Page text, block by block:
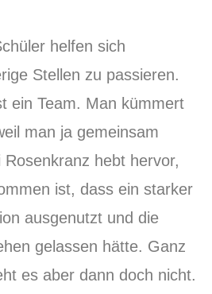
helfen sich
Stellen zu passieren.
ein Team. Man kümmert
man ja gemeinsam
Rosenkranz hebt hervor,
ist, dass ein starker
ausgenutzt und die
gelassen hätte. Ganz
es aber dann doch nicht.